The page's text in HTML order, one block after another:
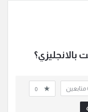
متابعين 0